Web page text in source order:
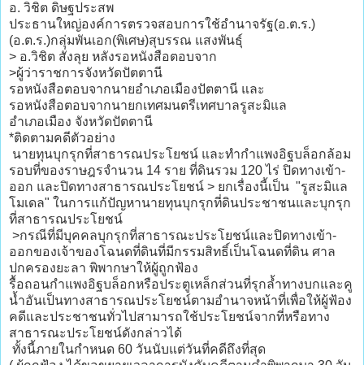
อ. วิชิต ดิษฐประสพ
ประธานใหญ่องค์การตรวจสอบการใช้อำนาจรัฐ(อ.ต.ร.)
(อ.ต.ร.)กลุ่มพันเอก(พิเศษ)สุบรรณ แสงพันธุ์
> อ.วิชิต สั่งลุย หลังรอหนังสือตอบจาก
>ผู้ว่าราชการจังหวัดปัตตานี
รอหนังสือตอบจากนายอำเภอเมืองปัตตานี และ
รอหนังสือตอบจากนายกเทศมนตรีเทศบาลรูสะมิแล
อำเภอเมือง จังหวัดปัตตานี
*ติดตามคดีตัวอย่าง
นายทุนบุกรุกที่สาธารณประโยชน์ และทำกำแพงอิฐบล็อกล้อม
รอบที่ของราษฎรจำนวน 14 ราย ที่ดินรวม 120 ไร่ ปิดทางเข้า-
ออก และปิดทางสาธารณประโยชน์ > ยกเรื่องนี้เป็น "รูสะมิแล
โมเดล" ในการแก้ปัญหานายทุนบุกรุกที่ดินประชาชนและบุกรุก
ที่สาธารณประโยชน์
>กรณีที่มีบุคคลบุกรุกที่สาธารณะประโยชน์และปิดทางเข้า-
ออกของเจ้าของโฉนดที่ดินที่มีกรรมสิทธิ์เป็นโฉนดที่ดิน ศาล
ปกครองยะลา พิพากษาให้ผู้ถูกฟ้อง
รื้อถอนกำแพงอิฐบล็อกหรือประตูเหล็กส่วนที่รุกล้ำทางบกและคู
น้ำอันเป็นทางสาธารณประโยชน์ตามอำนาจหน้าที่เพื่อให้ผู้ฟ้อง
คดีและประชาชนทั่วไปสามารถใช้ประโยชน์จากที่หรือทาง
สาธารณะประโยชน์ดังกล่าวได้
ทั้งนี้ภายในกำหนด 60 วันนับแต่วันที่คดีถึงที่สุด